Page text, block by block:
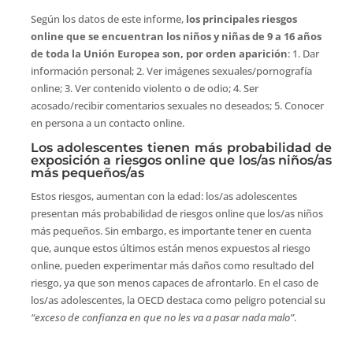
Según los datos de este informe,los principales riesgos
online que se encuentran los niños y niñas de 9 a 16 años
de toda la Unión Europea son, por orden aparición: 1. Dar
información personal; 2. Ver imágenes sexuales/pornografía
online; 3. Ver contenido violento o de odio; 4. Ser
acosado/recibir comentarios sexuales no deseados; 5. Conocer
en persona a un contacto online.
Los adolescentes tienen más probabilidad de
exposición a riesgos online que los/as niños/as
más pequeños/as
Estos riesgos, aumentan con la edad: los/as adolescentes
presentan más probabilidad de riesgos online que los/as niños
más pequeños. Sin embargo, es importante tener en cuenta
que, aunque estos últimos están menos expuestos al riesgo
online, pueden experimentar más daños como resultado del
riesgo, ya que son menos capaces de afrontarlo. En el caso de
los/as adolescentes, la OECD destaca como peligro potencial su
“exceso de confianza en que no les va a pasar nada malo”.